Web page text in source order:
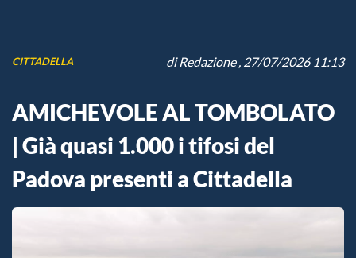
CITTADELLA diRedazione, 27/07/2026 11:13
AMICHEVOLE AL TOMBOLATO
| Già quasi 1.000 i tifosi del
Padova presenti a Cittadella